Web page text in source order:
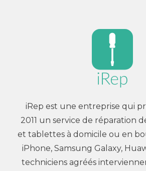
iRep est une entreprise qui
2011 un service de réparation
et tablettes à domicile ou en
iPhone, Samsung Galaxy,
techniciens agréés